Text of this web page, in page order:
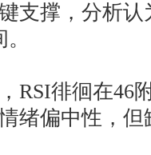
支撑，分析
徘徊在46
绪偏中性，